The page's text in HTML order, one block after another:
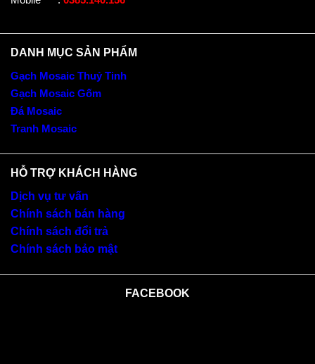
DANH MỤC SẢN PHẨM
Gạch Mosaic Thuỷ Tinh
Gạch Mosaic Gốm
Đá Mosaic
Tranh Mosaic
HỖ TRỢ KHÁCH HÀNG
Dịch vụ tư vấn
Chính sách bán hàng
Chính sách đổi trả
Chính sách bảo mật
FACEBOOK